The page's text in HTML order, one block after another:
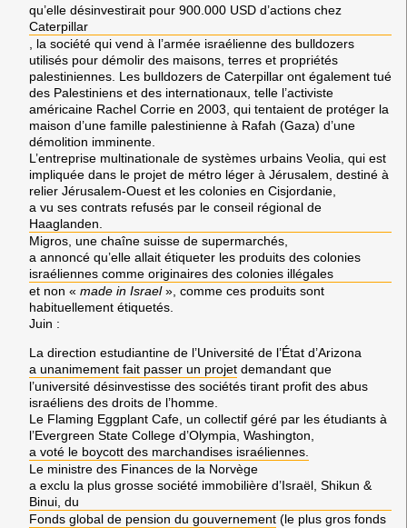
qu’elle désinvestirait pour 900.000 USD d’actions chez
Caterpillar
, la société qui vend à l’armée israélienne des bulldozers
utilisés pour démolir des maisons, terres et propriétés
palestiniennes. Les bulldozers de Caterpillar ont également tué
des Palestiniens et des internationaux, telle l’activiste
américaine Rachel Corrie en 2003, qui tentaient de protéger la
maison d’une famille palestinienne à Rafah (Gaza) d’une
démolition imminente.
L’entreprise multinationale de systèmes urbains Veolia , qui est
impliquée dans le projet de métro léger à Jérusalem , destiné à
relier Jérusalem-Ouest et les colonies en Cisjordanie
a vu ses contrats refusés par le conseil régional de
Haaglanden
Migros , une chaîne suisse de supermarchés,
a annoncé qu’elle allait étiqueter les produits des colonies
israéliennes comme originaires des colonies illégales
et non « made in Israel», comme ces produits sont
habituellement étiquetés.
Juin :
La direction estudiantine de l’Université de l’État d’Arizona
a unanimement fait passer un projet demandant que
l’université désinvestisse des sociétés tirant profit des abus
israéliens des droits de l’homme.
Le Flaming Eggplant Cafe, un collectif géré par les étudiants à
l’Evergreen State College d’Olympia, Washington,
a voté le boycott des marchandises israéliennes.
Le ministre des Finances de la Norvège
a exclu la plus grosse société immobilière d’Israël, Shikun &
Binui, du
Fonds global de pension du gouvernement (le plus gros fonds